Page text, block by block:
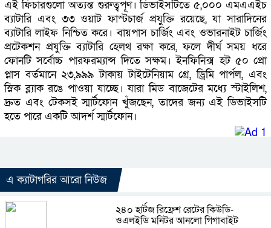
এই ফিচারগুলো অত্যন্ত গুরুত্বপূর্ণ। ডিভাইসটিতে ৫,০০০ এমএএইচ
ব্যাটারি এবং ৩৩ ওয়াট ফাস্টচার্জ প্রযুক্তি রয়েছে, যা সারাদিনের
ব্যাটারি লাইফ নিশ্চিত করে। বায়পাস চার্জিং এবং ওভারনাইট চার্জিং
প্রটেকশন প্রযুক্তি ব্যাটারি হেলথ রক্ষা করে, ফলে দীর্ঘ সময় ধরে
ফোনটি সর্বোচ্চ পারফরম্যান্স দিতে সক্ষম। ইনফিনিক্স হট ৫০ প্রো
প্লাস বর্তমানে ২৩,৯৯৯ টাকায় টাইটেনিয়াম গ্রে, ড্রিমি পার্পল, এবং
স্লিক ব্ল্যাক রঙে পাওয়া যাচ্ছে। যারা মিড বাজেটের মধ্যে স্টাইলিশ,
দ্রুত এবং টেকসই স্মার্টফোন খুঁজছেন, তাদের জন্য এই ডিভাইসটি
হতে পারে একটি আদর্শ স্মার্টফোন।
এ ক্যাটাগরির আরো নিউজ
২৪০ হার্টজ রিফ্রেশ রেটের কিউডি-
ওএলইডি মনিটর আনলো গিগাবাইট